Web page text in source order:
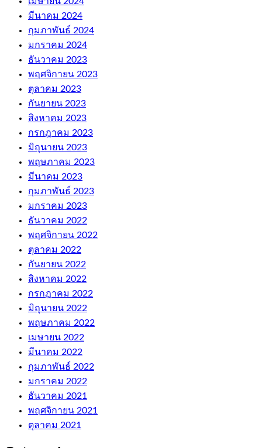
มีนาคม 2024
กุมภาพันธ์ 2024
มกราคม 2024
ธันวาคม 2023
พฤศจิกายน 2023
ตุลาคม 2023
กันยายน 2023
สิงหาคม 2023
กรกฎาคม 2023
มิถุนายน 2023
พฤษภาคม 2023
มีนาคม 2023
กุมภาพันธ์ 2023
มกราคม 2023
ธันวาคม 2022
พฤศจิกายน 2022
ตุลาคม 2022
กันยายน 2022
สิงหาคม 2022
กรกฎาคม 2022
มิถุนายน 2022
พฤษภาคม 2022
เมษายน 2022
มีนาคม 2022
กุมภาพันธ์ 2022
มกราคม 2022
ธันวาคม 2021
พฤศจิกายน 2021
ตุลาคม 2021